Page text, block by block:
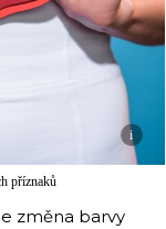
i
příznaků
změna barvy